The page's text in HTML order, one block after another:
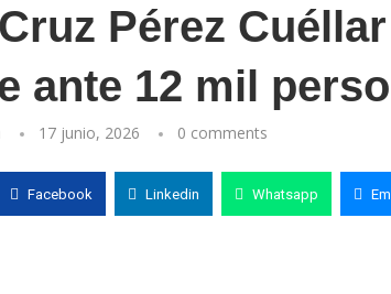
Pérez
ante 12 mil
17 junio, 2026 0 comments
Facebook Linkedin Whatsapp